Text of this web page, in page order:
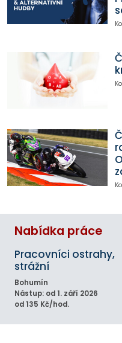
Nabídka práce
Pracovníci ostrahy,
strážní
Bohumín
Nástup: od 1. září 2026
od 135 Kč/hod.